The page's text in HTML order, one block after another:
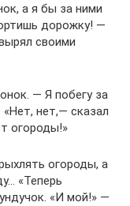
а я бы за ними
дорожку! —
своими
— Я побегу за
нет,— сказал
огороды!»
огороды, а
«Теперь
«И мой!» —